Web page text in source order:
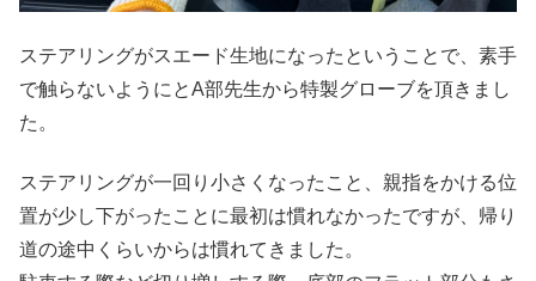
ステアリングがスエード生地になったということで、素手
で触らないようにとA部先生から特製グローブを頂きまし
た。
ステアリングが一回り小さくなったこと、親指をかける位
置が少し下がったことに最初は慣れなかったですが、帰り
道の途中くらいからは慣れてきました。